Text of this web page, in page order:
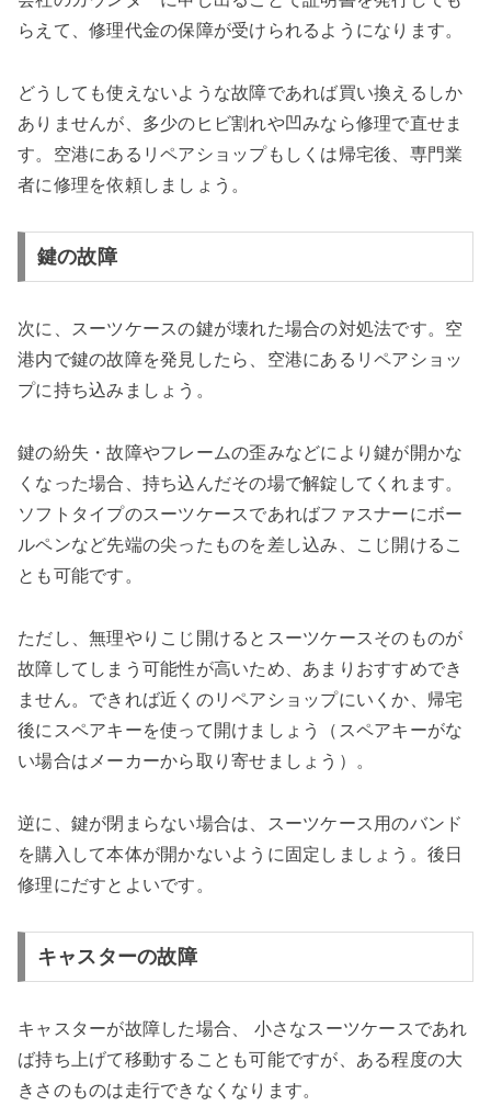
らえて、修理代金の保障が受けられるようになります。
どうしても使えないような故障であれば買い換えるしか
ありませんが、多少のヒビ割れや凹みなら修理で直せま
す。空港にあるリペアショップもしくは帰宅後、専門業
者に修理を依頼しましょう。
鍵の故障
次に、スーツケースの鍵が壊れた場合の対処法です。空
港内で鍵の故障を発見したら、空港にあるリペアショッ
プに持ち込みましょう。
鍵の紛失・故障やフレームの歪みなどにより鍵が開かな
くなった場合、持ち込んだその場で解錠してくれます。
ソフトタイプのスーツケースであればファスナーにボー
ルペンなど先端の尖ったものを差し込み、こじ開けるこ
とも可能です。
ただし、無理やりこじ開けるとスーツケースそのものが
故障してしまう可能性が高いため、あまりおすすめでき
ません。できれば近くのリペアショップにいくか、帰宅
後にスペアキーを使って開けましょう（スペアキーがな
い場合はメーカーから取り寄せましょう）。
逆に、鍵が閉まらない場合は、スーツケース用のバンド
を購入して本体が開かないように固定しましょう。後日
修理にだすとよいです。
キャスターの故障
キャスターが故障した場合、 小さなスーツケースであれ
ば持ち上げて移動することも可能ですが、ある程度の大
きさのものは走行できなくなります。